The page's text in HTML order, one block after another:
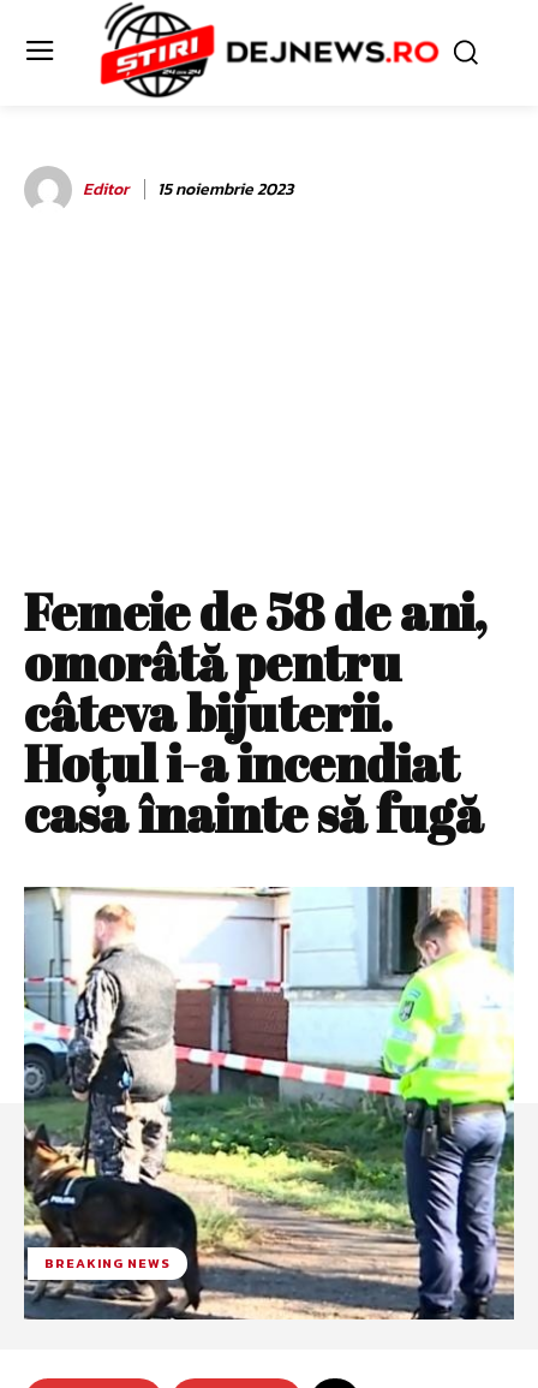
Editor 15 noiembrie 2023
Femeie de 58 de ani,
omorâtă pentru
câteva bijuterii.
Hoţul i-a incendiat
casa înainte să fugă
BREAKING NEWS